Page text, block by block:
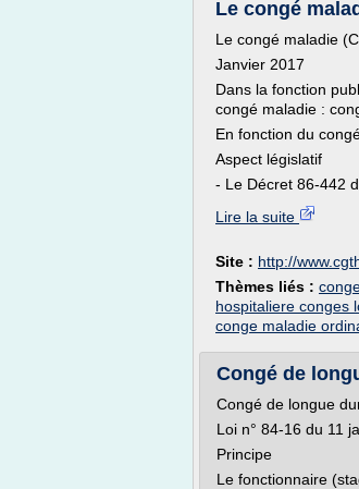
Le congé
Le congé maladie
Janvier 2017
Dans la fonction
congé maladie :
En fonction du
Aspect législatif
- Le Décret 86-442
Lire la suite
Site : http://
Thèmes liés :
hospitaliere conges
conge maladie
Congé de
Congé de longue
Loi n° 84-16 du 11
Principe
Le fonctionnaire